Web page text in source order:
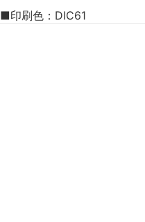
■印刷色：DIC61